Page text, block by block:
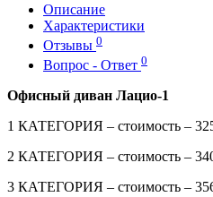
Описание
Характеристики
Отзывы 0
Вопрос - Ответ 0
Офисный диван Лацио-1
1 КАТЕГОРИЯ – стоимость –
2 КАТЕГОРИЯ – стоимость –
3 КАТЕГОРИЯ – стоимость –